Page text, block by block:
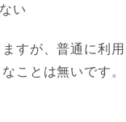
い
すが、普通に利
ことは無いです。